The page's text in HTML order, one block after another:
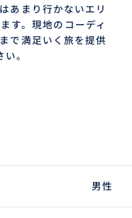
あまり行かないエリ
す。現地のコーディ
で満足いく旅を提供
。
男性